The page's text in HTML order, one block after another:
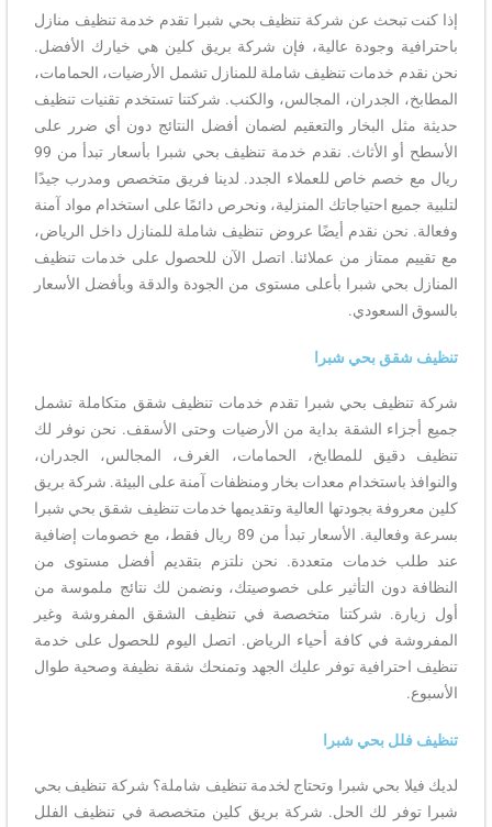
إذا كنت تبحث عن شركة تنظيف بحي شبرا تقدم خدمة تنظيف منازل
باحترافية وجودة عالية، فإن شركة بريق كلين هي خيارك الأفضل.
نحن نقدم خدمات تنظيف شاملة للمنازل تشمل الأرضيات، الحمامات،
المطابخ، الجدران، المجالس، والكنب. شركتنا تستخدم تقنيات تنظيف
حديثة مثل البخار والتعقيم لضمان أفضل النتائج دون أي ضرر على
الأسطح أو الأثاث. نقدم خدمة تنظيف بحي شبرا بأسعار تبدأ من 99
ريال مع خصم خاص للعملاء الجدد. لدينا فريق متخصص ومدرب جيدًا
لتلبية جميع احتياجاتك المنزلية، ونحرص دائمًا على استخدام مواد آمنة
وفعالة. نحن نقدم أيضًا عروض تنظيف شاملة للمنازل داخل الرياض،
مع تقييم ممتاز من عملائنا. اتصل الآن للحصول على خدمات تنظيف
المنازل بحي شبرا بأعلى مستوى من الجودة والدقة وبأفضل الأسعار
بالسوق السعودي.
تنظيف شقق بحي شبرا
شركة تنظيف بحي شبرا تقدم خدمات تنظيف شقق متكاملة تشمل
جميع أجزاء الشقة بداية من الأرضيات وحتى الأسقف. نحن نوفر لك
تنظيف دقيق للمطابخ، الحمامات، الغرف، المجالس، الجدران،
والنوافذ باستخدام معدات بخار ومنظفات آمنة على البيئة. شركة بريق
كلين معروفة بجودتها العالية وتقديمها خدمات تنظيف شقق بحي شبرا
بسرعة وفعالية. الأسعار تبدأ من 89 ريال فقط، مع خصومات إضافية
عند طلب خدمات متعددة. نحن نلتزم بتقديم أفضل مستوى من
النظافة دون التأثير على خصوصيتك، ونضمن لك نتائج ملموسة من
أول زيارة. شركتنا متخصصة في تنظيف الشقق المفروشة وغير
المفروشة في كافة أحياء الرياض. اتصل اليوم للحصول على خدمة
تنظيف احترافية توفر عليك الجهد وتمنحك شقة نظيفة وصحية طوال
الأسبوع.
تنظيف فلل بحي شبرا
لديك فيلا بحي شبرا وتحتاج لخدمة تنظيف شاملة؟ شركة تنظيف بحي
شبرا توفر لك الحل. شركة بريق كلين متخصصة في تنظيف الفلل